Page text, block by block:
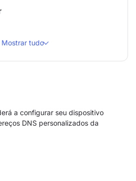
Mostrar tudo
a configurar seu dispositivo
DNS personalizados da